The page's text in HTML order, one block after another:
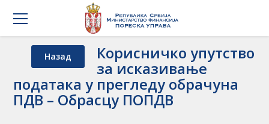
Назад Корисничко упутство
за исказивање
података у прегледу обрачуна
ПДВ – Обрасцу ПОПДВ